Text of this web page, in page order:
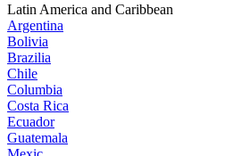
Latin America and Caribbean
Argentina
Bolivia
Brazilia
Chile
Columbia
Costa Rica
Ecuador
Guatemala